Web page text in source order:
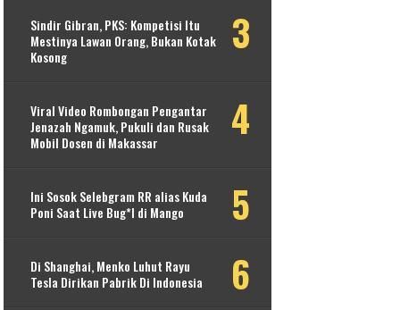
Sindir Gibran, PKS: Kompetisi Itu
Mestinya Lawan Orang, Bukan Kotak
Kosong
Viral Video Rombongan Pengantar
Jenazah Ngamuk, Pukuli dan Rusak
Mobil Dosen di Makassar
Ini Sosok Selebgram RR alias Kuda
Poni Saat Live Bug*l di Mango
Di Shanghai, Menko Luhut Rayu
Tesla Dirikan Pabrik Di Indonesia